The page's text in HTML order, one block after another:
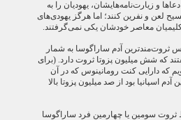
و زیارت‌نامه‌هایشان، یهودیان را به
لعن و نفرین کنند؛ اما هرگز یهودی‌های
کلیمیان معاصر خودشان یکی نمی‌گرفتند.
ثروت‌مندترین آدم ساراگوسا به شمار
که شش میلیون پزوتا ثروت دارد. (برای
که دارایی کنت رومانینوس که در آن
آدم اسپانیا بود از صد میلیون پزوتا بالا
ثروت سومین یا چهارمین فرد ساراگوسا